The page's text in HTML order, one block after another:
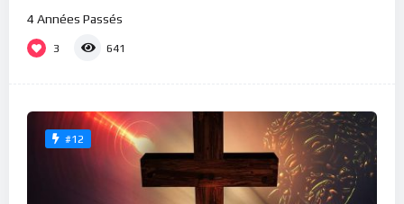
4 Années Passés
3 641
#12